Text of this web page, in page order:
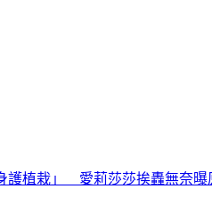
戶斷水11小時 影響範圍一次看